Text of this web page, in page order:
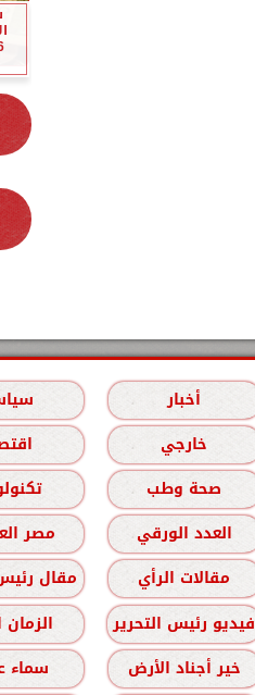
أخبار
خارجي
صحة وطب
العدد الورقي مصر
مقالات الرأي مقال
فيديو رئيس التحرير الزمان
خير أجناد الأرض سماء